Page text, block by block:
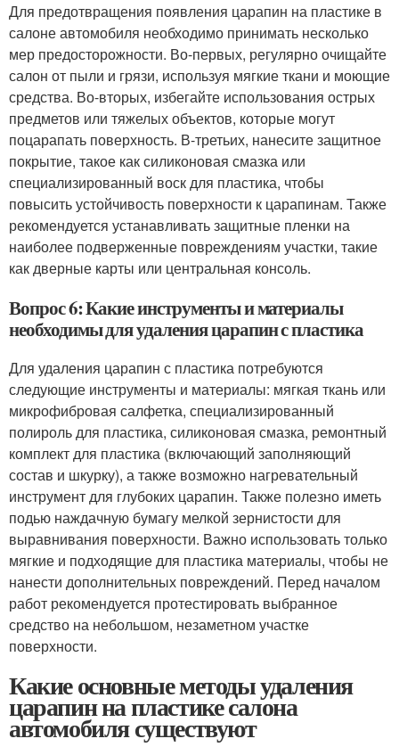
Для предотвращения появления царапин на пластике в
салоне автомобиля необходимо принимать несколько
мер предосторожности. Во-первых, регулярно очищайте
салон от пыли и грязи, используя мягкие ткани и моющие
средства. Во-вторых, избегайте использования острых
предметов или тяжелых объектов, которые могут
поцарапать поверхность. В-третьих, нанесите защитное
покрытие, такое как силиконовая смазка или
специализированный воск для пластика, чтобы
повысить устойчивость поверхности к царапинам. Также
рекомендуется устанавливать защитные пленки на
наиболее подверженные повреждениям участки, такие
как дверные карты или центральная консоль.
Вопрос 6: Какие инструменты и материалы
необходимы для удаления царапин с пластика
Для удаления царапин с пластика потребуются
следующие инструменты и материалы: мягкая ткань или
микрофибровая салфетка, специализированный
полироль для пластика, силиконовая смазка, ремонтный
комплект для пластика (включающий заполняющий
состав и шкурку), а также возможно нагревательный
инструмент для глубоких царапин. Также полезно иметь
подью наждачную бумагу мелкой зернистости для
выравнивания поверхности. Важно использовать только
мягкие и подходящие для пластика материалы, чтобы не
нанести дополнительных повреждений. Перед началом
работ рекомендуется протестировать выбранное
средство на небольшом, незаметном участке
поверхности.
Какие основные методы удаления
царапин на пластике салона
автомобиля существуют